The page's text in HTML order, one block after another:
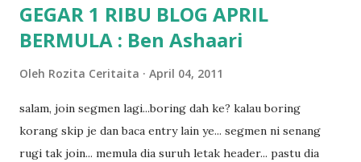
GEGAR 1 RIBU BLOG APRIL
BERMULA : Ben Ashaari
Oleh Rozita Ceritaita April 04, 2011
salam, join segmen lagi...boring dah ke? kalau boring
korang skip je dan baca entry lain ye... segmen ni senang
rugi tak join... memula dia suruh letak header... pastu dia